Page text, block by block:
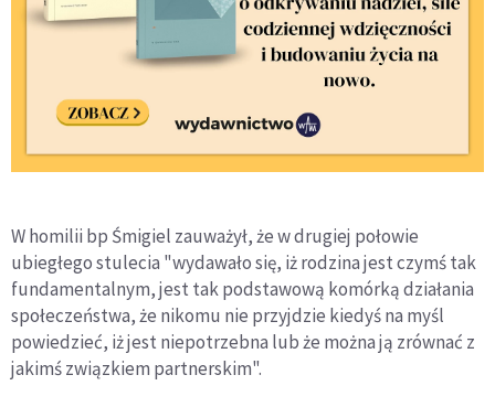
W homilii bp Śmigiel zauważył, że w drugiej połowie
ubiegłego stulecia "wydawało się, iż rodzina jest czymś tak
fundamentalnym, jest tak podstawową komórką działania
społeczeństwa, że nikomu nie przyjdzie kiedyś na myśl
powiedzieć, iż jest niepotrzebna lub że można ją zrównać z
jakimś związkiem partnerskim".